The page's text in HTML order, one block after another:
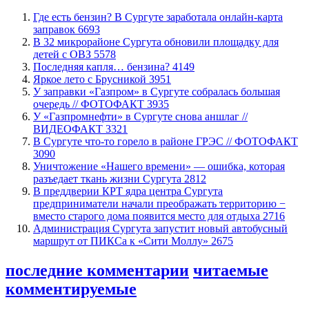
​Где есть бензин? В Сургуте заработала онлайн-карта
заправок 6693
В 32 микрорайоне Сургута обновили площадку для
детей с ОВЗ 5578
​Последняя капля… бензина? 4149
Яркое лето с Брусникой 3951
​У заправки «Газпром» в Сургуте собралась большая
очередь // ФОТОФАКТ 3935
У «Газпромнефти» в Сургуте снова аншлаг //
ВИДЕОФАКТ 3321
​В Сургуте что-то горело в районе ГРЭС // ФОТОФАКТ
3090
​Уничтожение «Нашего времени» — ошибка, которая
разъедает ткань жизни Сургута 2812
​В преддверии КРТ ядра центра Сургута
предприниматели начали преображать территорию −
вместо старого дома появится место для отдыха 2716
​Администрация Сургута запустит новый автобусный
маршрут от ПИКСа к «Сити Моллу» 2675
последние комментарии читаемые
комментируемые